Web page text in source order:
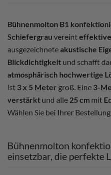
Bühnenmolton B1
Schiefergrau vereint
ausgezeichneteakustische
Blickdichtigkeit und schafft
atmosphärisch hochwertige
ist 3 x 5 Meter groß. Eine 3-
verstärkt und alle 25 cm mit
Wählen Sie bei Ihrer
Bühnenmolton
einsetzbar, die perfekte